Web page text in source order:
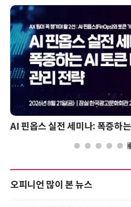
AI 핀옵스 실전 세미나: 폭증하
오피니언 많이 본 뉴스